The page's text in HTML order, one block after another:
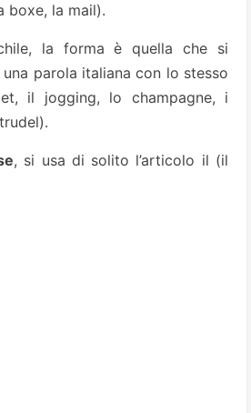
boxe, la mail).
la forma è quella che si
parola italiana con lo stesso
il jogging, lo champagne, i
, si usa di solito l’articolo il (il